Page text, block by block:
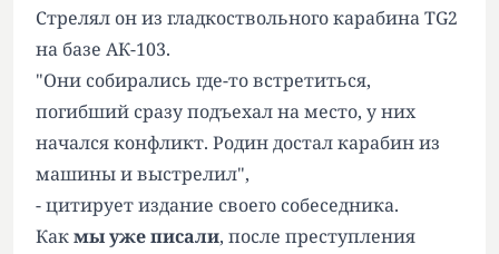
Стрелял он из гладкоствольного карабина TG2
на базе АК-103.
"Они собирались где-то встретиться,
погибший сразу подъехал на место, у них
начался конфликт. Родин достал карабин из
машины и выстрелил",
- цитирует издание своего собеседника.
Какмы уже писали, после преступления